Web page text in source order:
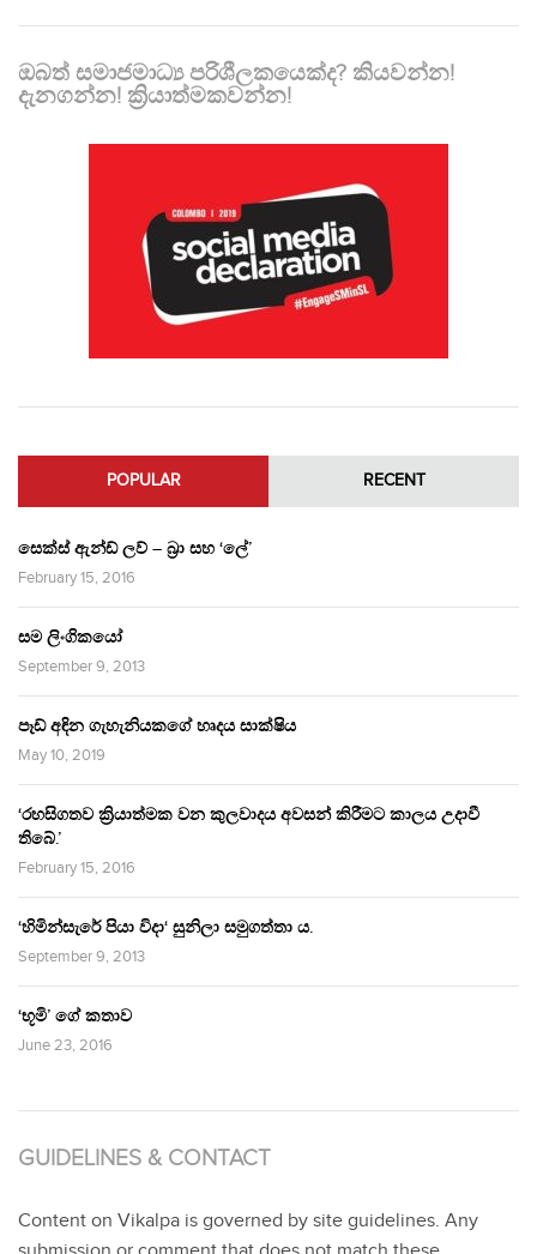
ඔබත් සමාජමාධ්‍ය පරිශීලකයෙක්ද? කියවන්න!
දැනගන්න! ක්‍රියාත්මකවන්න!
POPULAR RECENT
සෙක්ස් ඇන්ඩ් ලව් – බ්‍රා සහ ‘ලේ’
February 15, 2016
සම ලිංගිකයෝ
September 9, 2013
පෑඩ් අඳින ගැහැනියකගේ හෘදය සාක්ෂිය
May 10, 2019
‘රහසිගතව ක්‍රියාත්මක වන කුලවාදය අවසන් කිරීමට කාලය උදාවී
තිබේ.’
February 15, 2016
‘හිමින්සැරේ පියා විදා‘ සුනිලා සමුගත්තා ය.
September 9, 2013
‘භූමි’ ගේ කතාව
June 23, 2016
GUIDELINES & CONTACT
Content on Vikalpa is governed by site guidelines. Any